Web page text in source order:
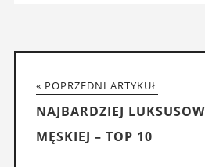
« POPRZEDNI ARTYKUŁ
NAJBARDZIEJ
MĘSKIEJ – TOP 10